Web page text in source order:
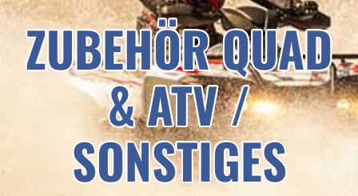
ZUBEHÖR QUAD
& ATV /
SONSTIGES